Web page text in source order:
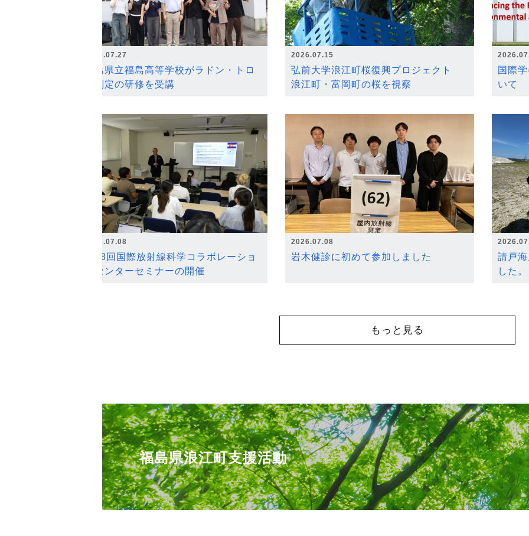
2026.07.27
福島県立福島高等学校がラドン・トロ
ン測定の研修を受講
2026.07.15
弘前大学浪江町桜復興プロジェクト
浪江町・富岡町の桜を視察
国際
いて
2026.07.08
第18回国際放射線科学コラボレーショ
ンセンターセミナーの開催
2026.07.08
岩木健診に初めて参加しました
請戸
した。
もっと見る
福島県浪江町支援活動